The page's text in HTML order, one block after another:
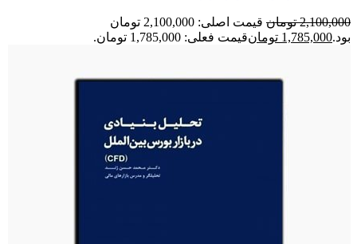
2,100,000 تومان
قیمت اصلی: 2,100,000 تومان
بود.1,785,000 تومانقیمت فعلی: 1,785,000 تومان.